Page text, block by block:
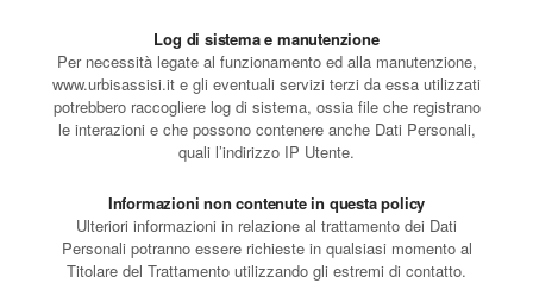
Log di sistema e manutenzione
Per necessità legate al funzionamento ed alla manutenzione,
www.urbisassisi.it e gli eventuali servizi terzi da essa utilizzati
potrebbero raccogliere log di sistema, ossia file che registrano
le interazioni e che possono contenere anche Dati Personali,
quali l’indirizzo IP Utente.
Informazioni non contenute in questa policy
Ulteriori informazioni in relazione al trattamento dei Dati
Personali potranno essere richieste in qualsiasi momento al
Titolare del Trattamento utilizzando gli estremi di contatto.